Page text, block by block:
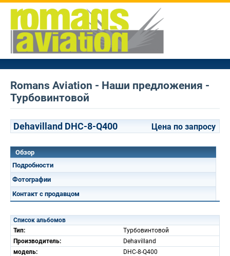
Romans Aviation - Наши предложения -
Турбовинтовой
Dehavilland DHC-8-Q400 Цена по запросу
Обзор
Подробности
Фотографии
Контакт с продавцом
Список альбомов
Тип:
Турбовинтовой
Производитель:
Dehavilland
модель:
DHC-8-Q400